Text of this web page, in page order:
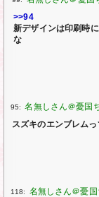
>>94
新デザインは印刷時
な
95:
スズキのエンブレム
118: